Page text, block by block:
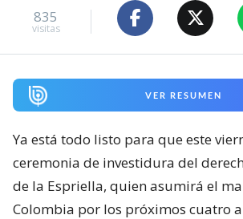
835
visitas
VER RESUMEN
Ya está todo listo para que este
ceremonia de investidura del
de la Espriella, quien asumirá el
Colombia por los próximos cuatro